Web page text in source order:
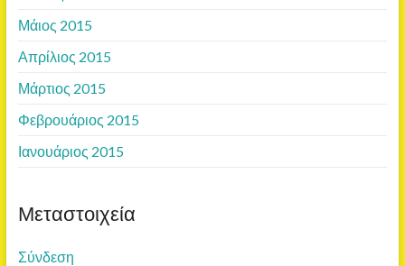
Μάιος 2015
Απρίλιος 2015
Μάρτιος 2015
Φεβρουάριος 2015
Ιανουάριος 2015
Μεταστοιχεία
Σύνδεση